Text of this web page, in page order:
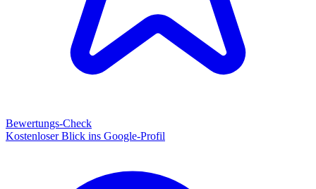
Bewertungs-Check
Kostenloser Blick ins Google-Profil